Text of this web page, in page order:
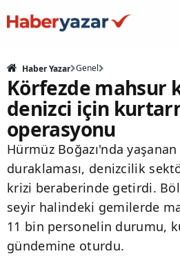
Haber Yazar Genel
Körfezde mahsur
denizci için
operasyonu
Hürmüz Boğazı'nda
duraklaması, denizcilik
krizi beraberinde getirdi.
seyir halindeki gemilerde
11 bin personelin durumu,
gündemine oturdu.